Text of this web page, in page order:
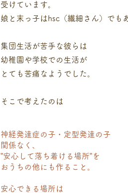
受けています。
娘と末っ子は ​hsc（繊細さん）でも
集団生活が苦手な彼らは
幼稚園や学校での生活が
とても苦痛なようでした。
そこで考えたのは
神経発達症の子・定型発達の子
関係なく、
”安心して落ち着ける場所”を
おうちの他にも作ること。
安心できる場所は